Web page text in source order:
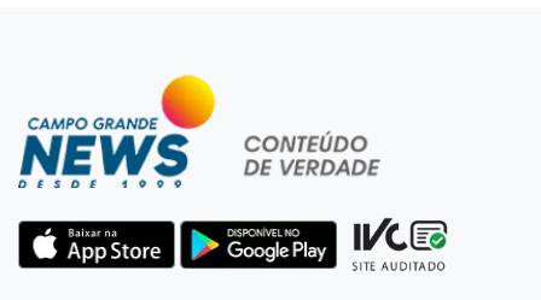
Pedro Gomes
Jovem morre baleado e suspeita envolve
disputa entre facções rivais
20:01 Futebol feminino
Pantanal treina em Goiânia antes de jogo que